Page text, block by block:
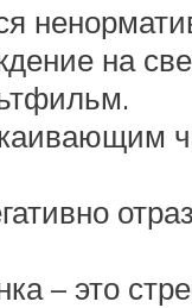
на
– это